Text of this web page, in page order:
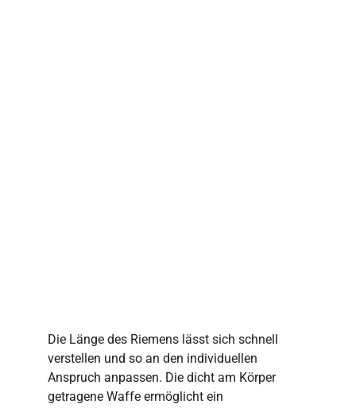
Die Länge des Riemens lässt sich schnell
verstellen und so an den individuellen
Anspruch anpassen. Die dicht am Körper
getragene Waffe ermöglicht ein